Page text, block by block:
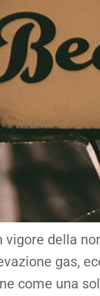
vigore della
gas,
come una